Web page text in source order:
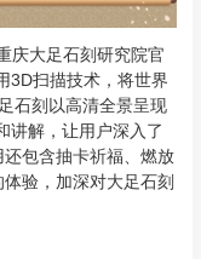
大足石刻研究院官
3D扫描技术，将世界
石刻以高清全景呈现
讲解，让用户深入了
包含抽卡祈福、燃放
验，加深对大足石刻